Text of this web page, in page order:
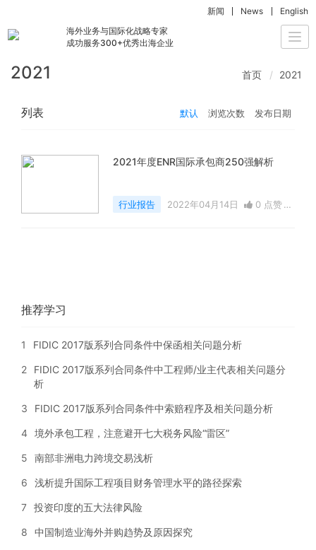
海外业务与国际化战略专家
成功服务300+优秀出海企业
新闻 News English
2021 首页 2021
列表 默认 浏览次数 发布日期
2021年度ENR国际承包商250强解析
行业报告 2022年04月14日
0 点赞
推荐学习
1 FIDIC 2017版系列合同条件中保函相关问题分析
2
FIDIC 2017版系列合同条件中工程师/业主代表相关问题分
析
3 FIDIC 2017版系列合同条件中索赔程序及相关问题分析
4 境外承包工程，注意避开七大税务风险“雷区”
5 南部非洲电力跨境交易浅析
6 浅析提升国际工程项目财务管理水平的路径探索
7 投资印度的五大法律风险
8 中国制造业海外并购趋势及原因探究